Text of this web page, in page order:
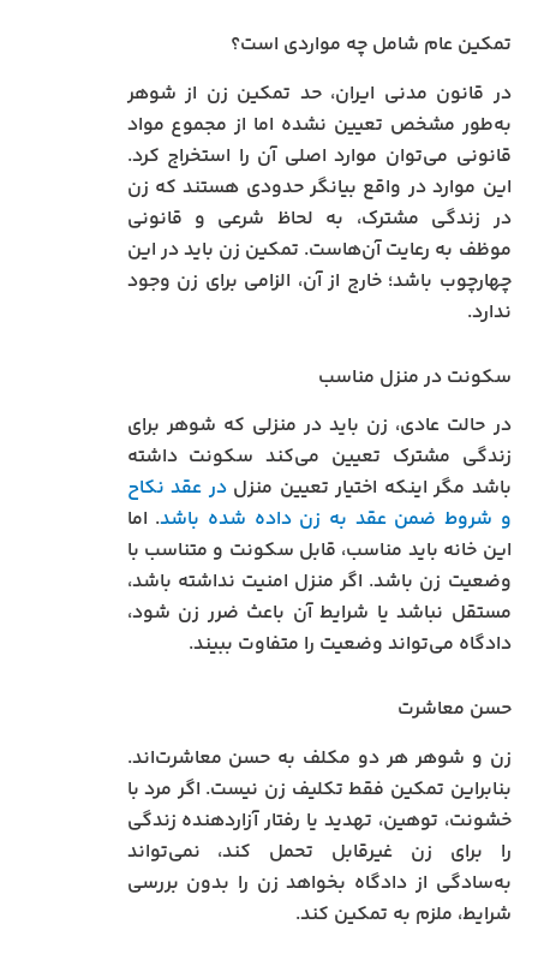
تمکین عام شامل چه مواردی است؟
در قانون مدنی ایران، حد تمکین زن از شوهر
به‌طور مشخص تعیین نشده اما از مجموع مواد
قانونی می‌توان موارد اصلی آن را استخراج کرد.
این موارد در واقع بیانگر حدودی هستند که زن
در زندگی مشترک، به لحاظ شرعی و قانونی
موظف به رعایت آن‌هاست. تمکین زن باید در این
چهارچوب باشد؛ خارج از آن، الزامی برای زن وجود
ندارد.
سکونت در منزل مناسب
در حالت عادی، زن باید در منزلی که شوهر برای
زندگی مشترک تعیین می‌کند سکونت داشته
باشد مگر اینکه اختیار تعیین منزل در عقد نکاح
و شروط ضمن عقد به زن داده شده باشد. اما
این خانه باید مناسب، قابل سکونت و متناسب با
وضعیت زن باشد. اگر منزل امنیت نداشته باشد،
مستقل نباشد یا شرایط آن باعث ضرر زن شود،
دادگاه می‌تواند وضعیت را متفاوت ببیند.
حسن معاشرت
زن و شوهر هر دو مکلف به حسن معاشرت‌اند.
بنابراین تمکین فقط تکلیف زن نیست. اگر مرد با
خشونت، توهین، تهدید یا رفتار آزاردهنده زندگی
را برای زن غیرقابل تحمل کند، نمی‌تواند
به‌سادگی از دادگاه بخواهد زن را بدون بررسی
شرایط، ملزم به تمکین کند.